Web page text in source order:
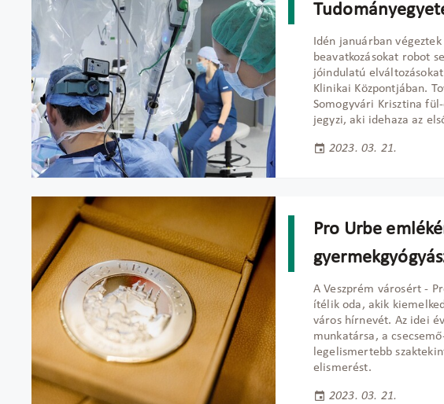
Idén januárban
beavatkozásokat robot
jóindulatú
Klinikai Központjában.
Somogyvári Krisztina
jegyzi, aki idehaza az
2023. 03. 21.
Pro Urbe
A Veszprém városért -
ítélik oda, akik
város hírnevét. Az idei
munkatársa, a
legelismertebb
elismerést.
2023. 03. 21.